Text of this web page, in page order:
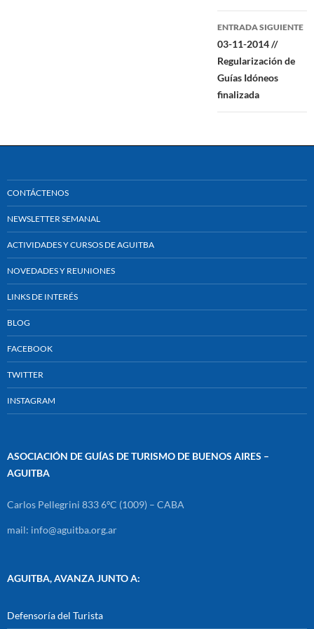
entradas
ENTRADA SIGUIENTE
03-11-2014 //
Regularización de
Guías Idóneos
finalizada
CONTÁCTENOS
NEWSLETTER SEMANAL
ACTIVIDADES Y CURSOS DE AGUITBA
NOVEDADES Y REUNIONES
LINKS DE INTERÉS
BLOG
FACEBOOK
TWITTER
INSTAGRAM
ASOCIACIÓN DE GUÍAS DE TURISMO DE BUENOS AIRES –
AGUITBA
Carlos Pellegrini 833 6ºC (1009) – CABA
mail: info@aguitba.org.ar
AGUITBA, AVANZA JUNTO A:
Defensoría del Turista